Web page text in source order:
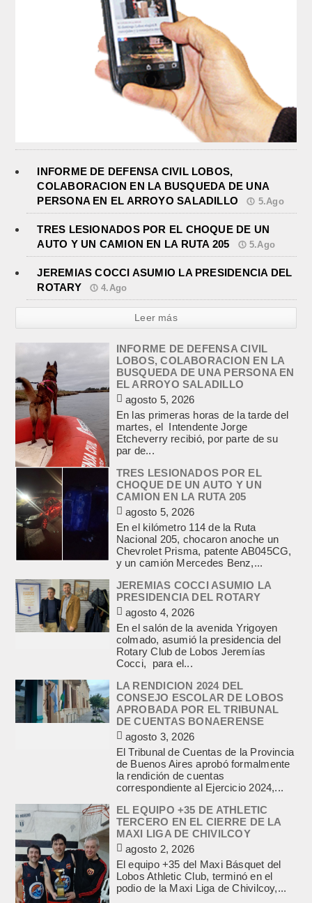
INFORME DE DEFENSA CIVIL LOBOS,
COLABORACION EN LA BUSQUEDA DE UNA
PERSONA EN EL ARROYO SALADILLO
5.Ago
TRES LESIONADOS POR EL CHOQUE DE UN
AUTO Y UN CAMION EN LA RUTA 205
5.Ago
JEREMIAS COCCI ASUMIO LA PRESIDENCIA DEL
ROTARY
4.Ago
Leer más
INFORME DE DEFENSA CIVIL
LOBOS, COLABORACION EN LA
BUSQUEDA DE UNA PERSONA EN
EL ARROYO SALADILLO
agosto 5, 2026
En las primeras horas de la tarde del
martes, el Intendente Jorge
Etcheverry recibió, por parte de su
par de...
TRES LESIONADOS POR EL
CHOQUE DE UN AUTO Y UN
CAMION EN LA RUTA 205
agosto 5, 2026
En el kilómetro 114 de la Ruta
Nacional 205, chocaron anoche un
Chevrolet Prisma, patente AB045CG,
y un camión Mercedes Benz,...
JEREMIAS COCCI ASUMIO LA
PRESIDENCIA DEL ROTARY
agosto 4, 2026
En el salón de la avenida Yrigoyen
colmado, asumió la presidencia del
Rotary Club de Lobos Jeremías
Cocci, para el...
LA RENDICION 2024 DEL
CONSEJO ESCOLAR DE LOBOS
APROBADA POR EL TRIBUNAL
DE CUENTAS BONAERENSE
agosto 3, 2026
El Tribunal de Cuentas de la Provincia
de Buenos Aires aprobó formalmente
la rendición de cuentas
correspondiente al Ejercicio 2024,...
EL EQUIPO +35 DE ATHLETIC
TERCERO EN EL CIERRE DE LA
MAXI LIGA DE CHIVILCOY
agosto 2, 2026
El equipo +35 del Maxi Básquet del
Lobos Athletic Club, terminó en el
podio de la Maxi Liga de Chivilcoy,...